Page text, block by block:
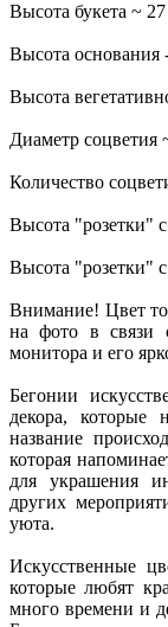
Высота букета ~
Высота основания
Высота
Диаметр соцветия
Количество
Высота "розетки"
Высота "розетки"
Внимание! Цвет
на фото в связи
монитора и его
Бегонии
декора, которые
название
которая
для украшения
других
уюта.
Искусственные
которые любят
много времени и